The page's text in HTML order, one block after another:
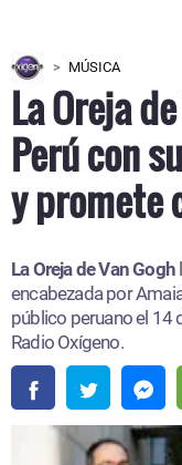
MÚSICA
La Oreja
Perú con
y promete
La Oreja de Van Gogh
encabezada por
público peruano el 14
Radio Oxígeno.